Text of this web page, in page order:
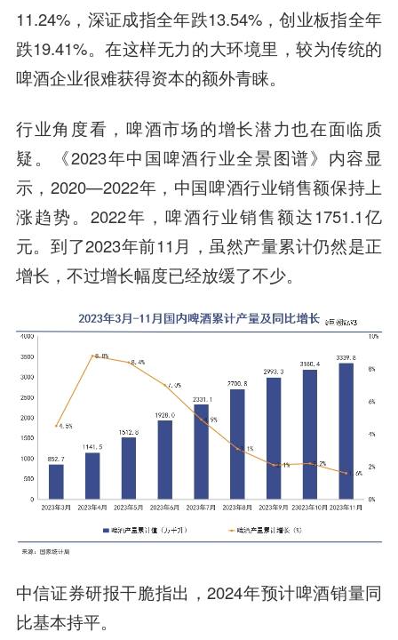
11.24%，深证成指全年跌13.54%，创业板指全年
跌19.41%。在这样无力的大环境里，较为传统的
啤酒企业很难获得资本的额外青睐。
行业角度看，啤酒市场的增长潜力也在面临质
疑。《2023年中国啤酒行业全景图谱》内容显
示，2020—2022年，中国啤酒行业销售额保持上
涨趋势。2022年，啤酒行业销售额达1751.1亿
元。到了2023年前11月，虽然产量累计仍然是正
增长，不过增长幅度已经放缓了不少。
中信证券研报干脆指出，2024年预计啤酒销量同
比基本持平。